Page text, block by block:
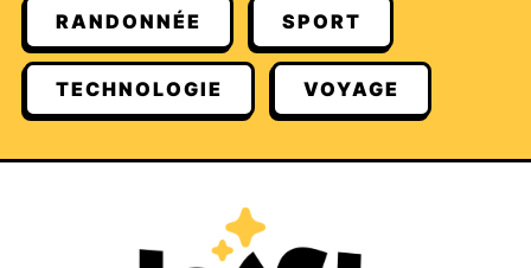
RANDONNÉE SPORT
TECHNOLOGIE VOYAGE